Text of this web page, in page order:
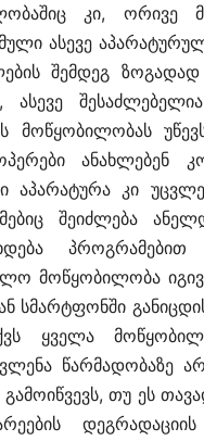
კი, ორივე
ასევე
შემდეგ
ასევე
მოწყობილობას
აპარატურა კი
შეიძლება
პროგრამებით
მოწყობილობა
სმარტფონში
ყველა
წარმადობაზე
თუ ეს